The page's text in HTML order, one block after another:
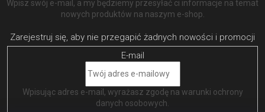
Wpisz swój e-mail, a my będziemy przesyłać ci informacje na temat
nowych produktów na naszym e-shop.
E-mail
Wpisując adres e-mail, wyrażasz zgodę na warunki ochrony
danych osobowych